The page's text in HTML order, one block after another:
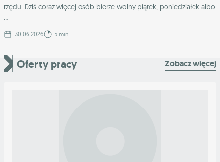
rzędu. Dziś coraz więcej osób bierze wolny piątek, poniedziałek albo
30.06.2026 5 min.
Oferty pracy Zobacz więcej